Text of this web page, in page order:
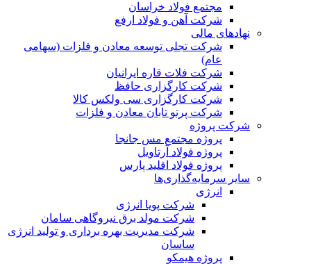
مجتمع فولاد خراسان
شرکت آهن و فولاد ارفع
نهادهای مالی
شرکت تجلی توسعه معادن و فلزات (سهامی
عام)
شرکت فلات قاره ایرانیان
شرکت کارگزاری حافظ
شرکت کارگزاری سی ولکس کالا
شرکت پرتو تابان معادن و فلزات
شرکت پروژه
پروژه مجتمع مس جانجا
پروژه فولاد آرتاویل
پروژه فولاد اقلید پارس
سایر سرمایه‌گذاری‌ها
انرژی
شرکت پویا انرژی
شرکت مولد برق نیروگاهی سامان
شرکت مدیریت بهره برداری و تولید انرژی
ساسان
پروژه هیمکو